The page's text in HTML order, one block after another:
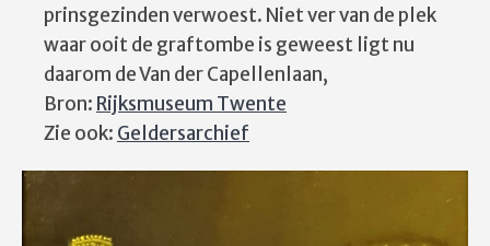
prinsgezinden verwoest. Niet ver van de plek
waar ooit de graftombe is geweest ligt nu
daarom de Van der Capellenlaan,
Bron: Rijksmuseum Twente
Zie ook: Geldersarchief